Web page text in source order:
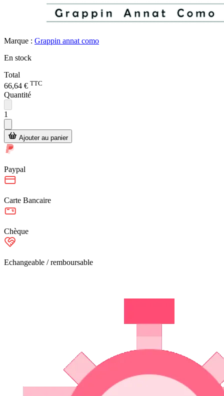
Marque : Grappin annat como
En stock
Total
66,64 € TTC
Quantité
1
Ajouter au panier
Paypal
Carte Bancaire
Chèque
Echangeable / remboursable